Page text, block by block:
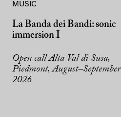
MUSIC
La Banda dei Bandi: sonic
immersion I
Open call Alta Val di Susa,
Piedmont, August–September
2026